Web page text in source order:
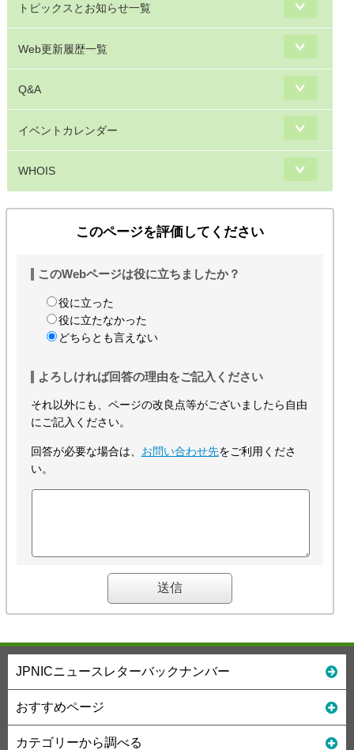
トピックスとお知らせ一覧
Web更新履歴一覧
Q&A
イベントカレンダー
WHOIS
このページを評価してください
このWebページは役に立ちましたか？
役に立った
役に立たなかった
どちらとも言えない
よろしければ回答の理由をご記入ください
それ以外にも、ページの改良点等がございましたら自由
にご記入ください。
回答が必要な場合は、 お問い合わせ先をご利用くださ
い。
JPNICニュースレターバックナンバー
おすすめページ
カテゴリーから調べる